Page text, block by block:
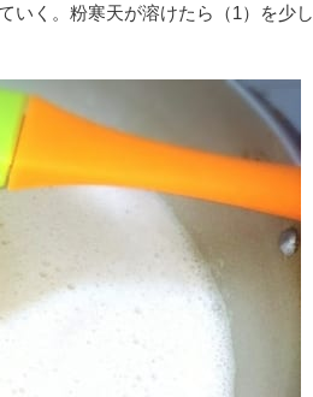
いく。粉寒天が溶けたら（1）を少し